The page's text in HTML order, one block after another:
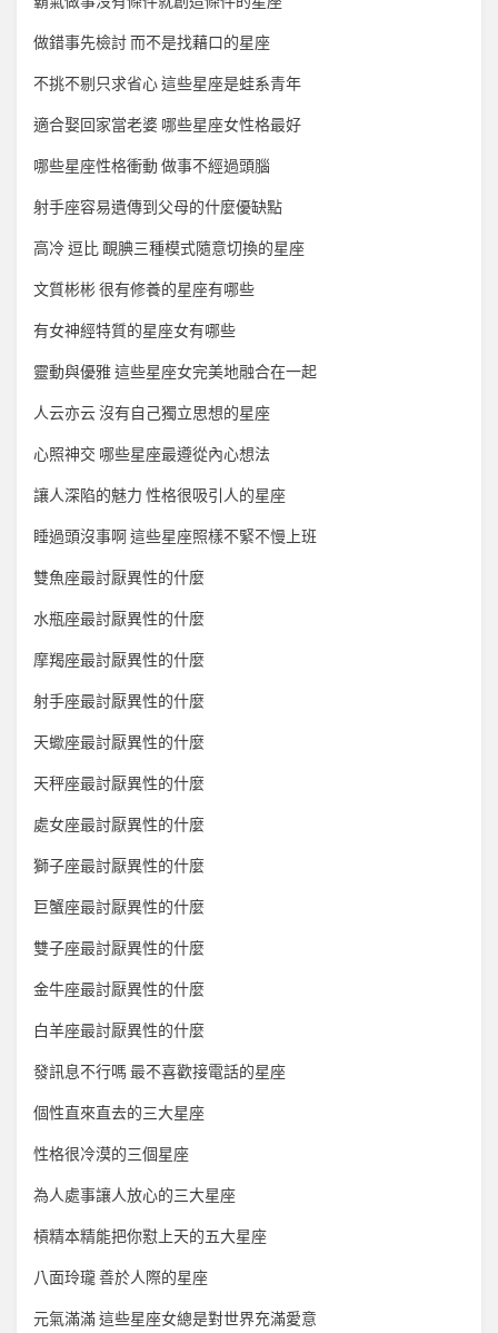
做錯事先檢討 而不是找藉口的星座
不挑不剔只求省心 這些星座是蛙系青年
適合娶回家當老婆 哪些星座女性格最好
哪些星座性格衝動 做事不經過頭腦
射手座容易遺傳到父母的什麼優缺點
高冷 逗比 靦腆三種模式隨意切換的星座
文質彬彬 很有修養的星座有哪些
有女神經特質的星座女有哪些
靈動與優雅 這些星座女完美地融合在一起
人云亦云 沒有自己獨立思想的星座
心照神交 哪些星座最遵從內心想法
讓人深陷的魅力 性格很吸引人的星座
睡過頭沒事啊 這些星座照樣不緊不慢上班
雙魚座最討厭異性的什麼
水瓶座最討厭異性的什麼
摩羯座最討厭異性的什麼
射手座最討厭異性的什麼
天蠍座最討厭異性的什麼
天秤座最討厭異性的什麼
處女座最討厭異性的什麼
獅子座最討厭異性的什麼
巨蟹座最討厭異性的什麼
雙子座最討厭異性的什麼
金牛座最討厭異性的什麼
白羊座最討厭異性的什麼
發訊息不行嗎 最不喜歡接電話的星座
個性直來直去的三大星座
性格很冷漠的三個星座
為人處事讓人放心的三大星座
槓精本精能把你懟上天的五大星座
八面玲瓏 善於人際的星座
元氣滿滿 這些星座女總是對世界充滿愛意